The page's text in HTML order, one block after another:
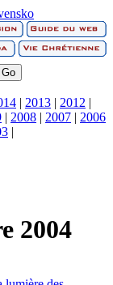
| 2013 | 2012 |
| 2008 | 2007 | 2006
|
2004